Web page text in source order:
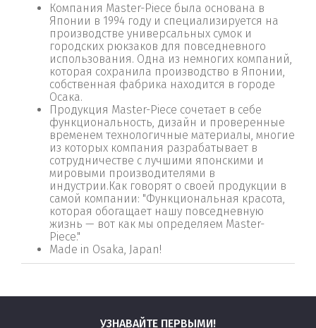
Компания Master-Piece была основана в
Японии в 1994 году и специализируется на
производстве универсальных сумок и
городских рюкзаков для повседневного
использования. Одна из немногих компаний,
которая сохранила производство в Японии,
собственная фабрика находится в городе
Осака.
Продукция Master-Piece сочетает в себе
функциональность, дизайн и проверенные
временем технологичные материалы, многие
из которых компания разрабатывает в
сотрудничестве с лучшими японскими и
мировыми производителями в
индустрии.Как говорят о своей продукции в
самой компании: "Функциональная красота,
которая обогащает нашу повседневную
жизнь — вот как мы определяем Master-
Piece."
Made in Osaka, Japan!
УЗНАВАЙТЕ ПЕРВЫМИ!